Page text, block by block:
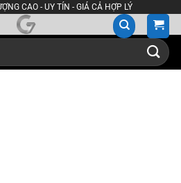
CAO - UY TÍN - GIÁ CẢ HỢP LÝ